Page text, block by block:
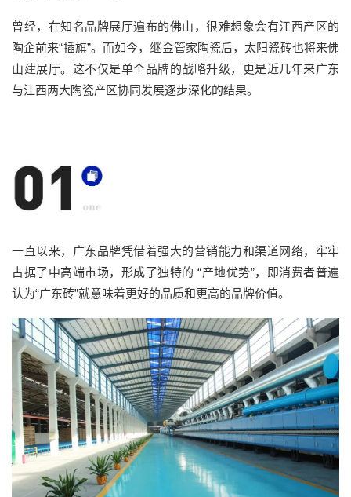
曾经，在知名品牌展厅遍布的佛山，很难想象会有江西产区的
陶企前来“插旗”。而如今，继金管家陶瓷后，太阳瓷砖也将来佛
山建展厅。这不仅是单个品牌的战略升级，更是近几年来广东
与江西两大陶瓷产区协同发展逐步深化的结果。
一直以来，广东品牌凭借着强大的营销能力和渠道网络，牢牢
占据了中高端市场，形成了独特的 “产地优势”，即消费者普遍
认为“广东砖”就意味着更好的品质和更高的品牌价值。